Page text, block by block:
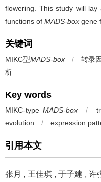
flowering. This study will
functions of MADS-box gene
关键词
MIKC型MADS-box / 转录
析
Key words
MIKC-type MADS-box /
evolution
/ expression
引用本文
张月 , 王佳琪 , 于子建 , 许